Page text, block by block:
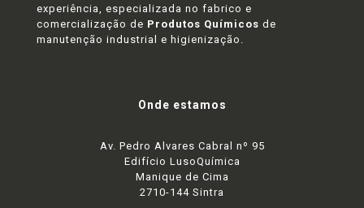
experiência, especializada no fabrico e
comercialização de Produtos Químicos de
manutenção industrial e higienização.
Onde estamos
Av. Pedro Alvares Cabral nº 95
Edifício LusoQuímica
Manique de Cima
2710-144 Sintra